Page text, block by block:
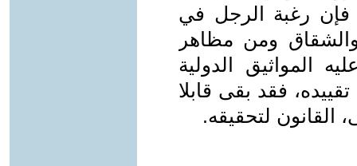
فإن رغبة الرجل في
ومن مظاهر
المواثيق الدولية
فقد بقى قابلا
القانون لتحقيقه.